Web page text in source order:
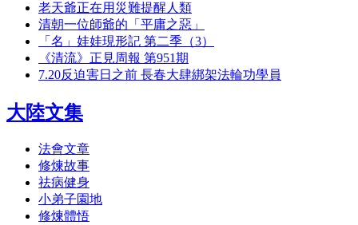
老天爺正在用災難提醒人類
清朝一位師爺的「平庸之惡」
「名」娃娃現形記 第二季（3）
《清流》正見周報 第951期
7.20反迫害日之前 長春大肆綁架法輪功學員
大陸文集
法會文章
修煉故事
祛病健身
小弟子園地
修煉體悟